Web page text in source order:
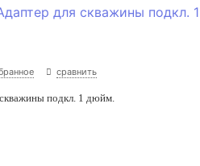
сравнить
подкл. 1 дюйм.